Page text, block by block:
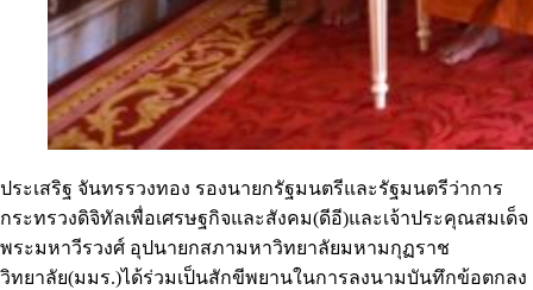
ประเสริฐ จันทรรวงทอง รองนายกรัฐมนตรีและรัฐมนตรีว่าการ
กระทรวงดิจิทัลเพื่อเศรษฐกิจและสังคม(ดีอี)และเจ้าประคุณสมเด็จ
พระมหาวีรวงศ์ อุปนายกสภามหาวิทยาลัยมหามกุฏราช
วิทยาลัย(มมร.)ได้ร่วมเป็นสักขีพยานในการลงนามบันทึกข้อตกลง